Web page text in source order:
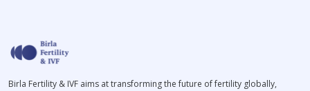
Birla Fertility & IVF aims at transforming the future of fertility globally,